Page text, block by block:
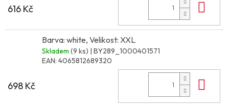
616 Kč
Barva: white, Velikost: XXL
Skladem (9 ks) | BY289_1000401571
EAN: 4065812689320
698 Kč